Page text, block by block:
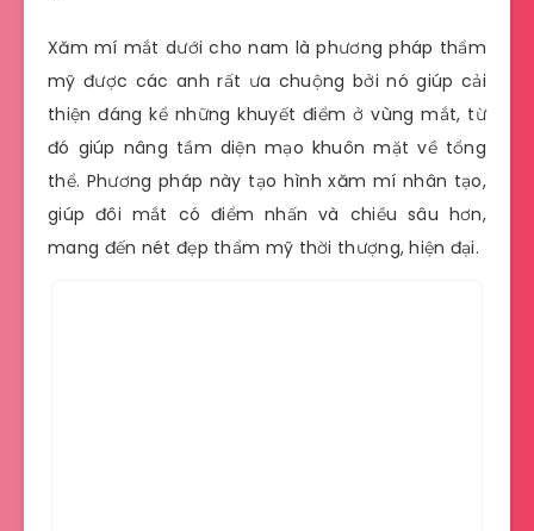
Xăm mí mắt dưới cho nam là phương pháp thẩm
mỹ được các anh rất ưa chuộng bởi nó giúp cải
thiện đáng kể những khuyết điểm ở vùng mắt, từ
đó giúp nâng tầm diện mạo khuôn mặt về tổng
thể. Phương pháp này tạo hình xăm mí nhân tạo,
giúp đôi mắt có điểm nhấn và chiều sâu hơn,
mang đến nét đẹp thẩm mỹ thời thượng, hiện đại.